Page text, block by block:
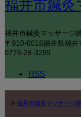
福井市鍼灸
福井市鍼灸マッサージ
〒910-0018福井県福井
0776-28-3299
RSS
© 福井市鍼灸マッサージ